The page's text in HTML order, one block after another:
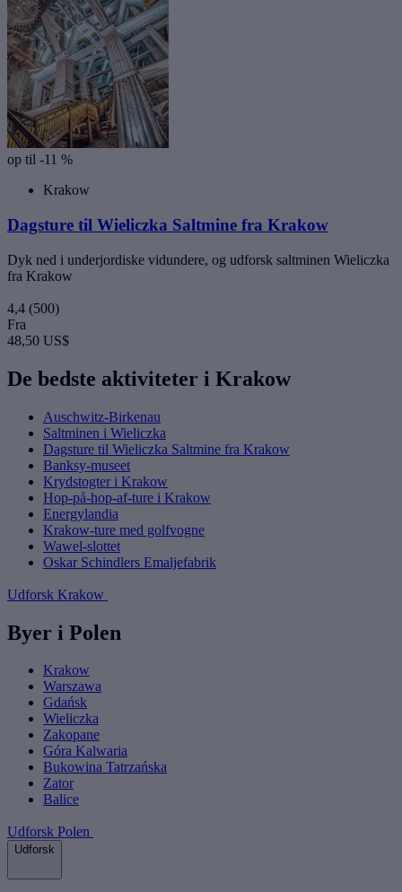
op til -11 %
Krakow
Dagsture til Wieliczka Saltmine fra Krakow
Dyk ned i underjordiske vidundere, og udforsk saltminen Wieliczka
fra Krakow
4,4 (500)
Fra
48,50 US$
De bedste aktiviteter i Krakow
Auschwitz-Birkenau
Saltminen i Wieliczka
Dagsture til Wieliczka Saltmine fra Krakow
Banksy-museet
Krydstogter i Krakow
Hop-på-hop-af-ture i Krakow
Energylandia
Krakow-ture med golfvogne
Wawel-slottet
Oskar Schindlers Emaljefabrik
Udforsk Krakow
Byer i Polen
Krakow
Warszawa
Gdańsk
Wieliczka
Zakopane
Góra Kalwaria
Bukowina Tatrzańska
Zator
Balice
Udforsk Polen
Udforsk